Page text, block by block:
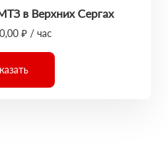
в Верхних Сергах
₽ / час